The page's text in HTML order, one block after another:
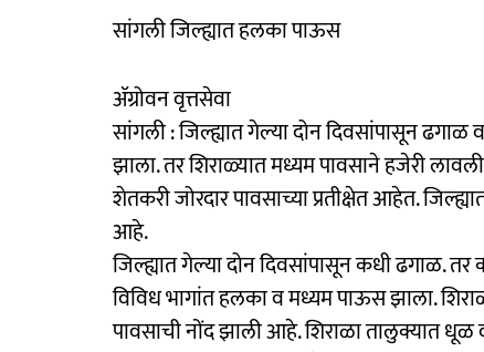
सांगली जिल्ह्यात हलका पाऊस
ॲग्रोवन वृत्तसेवा
सांगली : जिल्ह्यात गेल्या दोन दिवसांपासून
झाला. तर शिराळ्यात मध्यम पावसाने हजेरी
शेतकरी जोरदार पावसाच्या प्रतीक्षेत आहेत.
आहे.
जिल्ह्यात गेल्या दोन दिवसांपासून कधी ढगाळ.
विविध भागांत हलका व मध्यम पाऊस झाला.
पावसाची नोंद झाली आहे. शिराळा तालुक्यात